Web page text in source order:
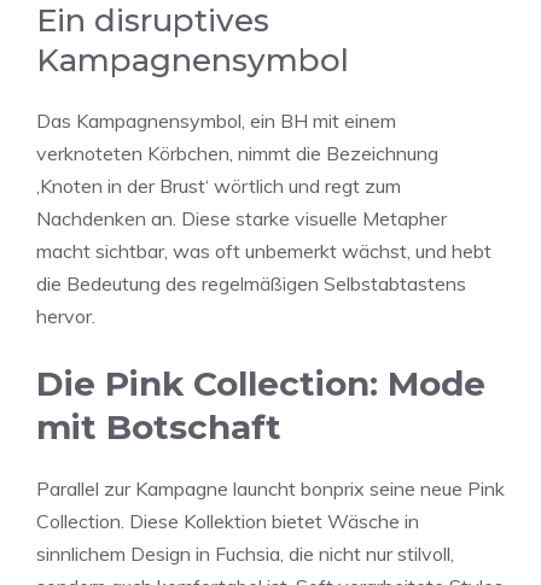
Ein disruptives
Kampagnensymbol
Das Kampagnensymbol, ein BH mit einem
verknoteten Körbchen, nimmt die Bezeichnung
‚Knoten in der Brust‘ wörtlich und regt zum
Nachdenken an. Diese starke visuelle Metapher
macht sichtbar, was oft unbemerkt wächst, und hebt
die Bedeutung des regelmäßigen Selbstabtastens
hervor.
Die Pink Collection: Mode
mit Botschaft
Parallel zur Kampagne launcht bonprix seine neue Pink
Collection. Diese Kollektion bietet Wäsche in
sinnlichem Design in Fuchsia, die nicht nur stilvoll,